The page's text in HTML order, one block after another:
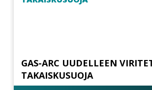
GAS-ARC UUDELLEEN
TAKAISKUSUOJA